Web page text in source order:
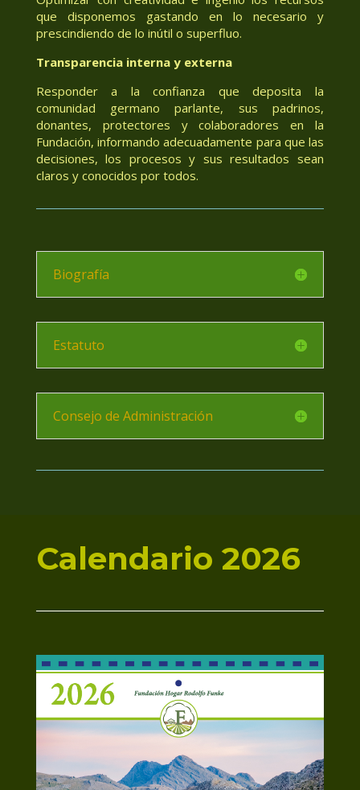
que disponemos gastando en lo necesario y
prescindiendo de lo inútil o superfluo.
Transparencia interna y externa
Responder a la confianza que deposita la
comunidad germano parlante, sus padrinos,
donantes, protectores y colaboradores en la
Fundación, informando adecuadamente para que las
decisiones, los procesos y sus resultados sean
claros y conocidos por todos.
Biografía
Estatuto
Consejo de Administración
Calendario 2026